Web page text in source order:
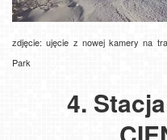
zdjęcie: ujęcie z nowej kamery na
Park
4.